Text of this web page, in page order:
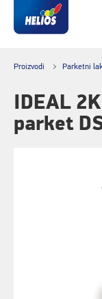
Proizvodi Parketni
IDEAL
parket